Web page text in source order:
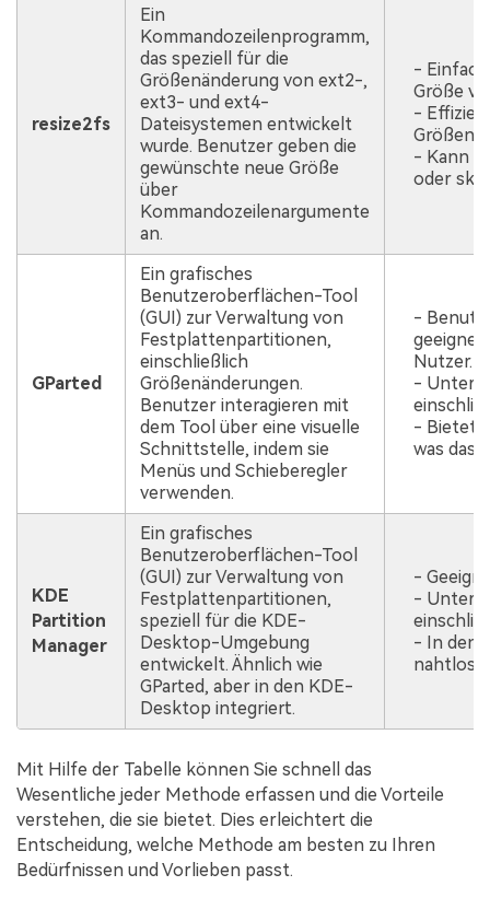
resize2fs
Ein
Kommandozeilenprogramm,
das speziell für die
Größenänderung von ext2-,
ext3- und ext4-
Dateisystemen entwickelt
wurde. Benutzer geben die
gewünschte neue Größe
über
Kommandozeilenargumente
an.
-
Größe
-
- Kann
oder
GParted
Ein grafisches
Benutzeroberflächen-Tool
(GUI) zur Verwaltung von
Festplattenpartitionen,
einschließlich
Größenänderungen.
Benutzer interagieren mit
dem Tool über eine visuelle
Schnittstelle, indem sie
Menüs und Schieberegler
verwenden.
-
Nutzer.
-
- Bietet
was das
KDE
Partition
Manager
Ein grafisches
Benutzeroberflächen-Tool
(GUI) zur Verwaltung von
Festplattenpartitionen,
speziell für die KDE-
Desktop-Umgebung
entwickelt. Ähnlich wie
GParted, aber in den KDE-
Desktop integriert.
-
-
- In den
Mit Hilfe der Tabelle können Sie schnell das
Wesentliche jeder Methode erfassen und die Vorteile
verstehen, die sie bietet. Dies erleichtert die
Entscheidung, welche Methode am besten zu Ihren
Bedürfnissen und Vorlieben passt.